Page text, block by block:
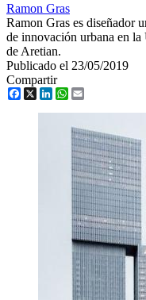
Ramon Gras
Ramon Gras es diseñador
de innovación urbana en
de Aretian.
Publicado el 23/05/2019
Compartir
Facebook
X LinkedInWhatsApp